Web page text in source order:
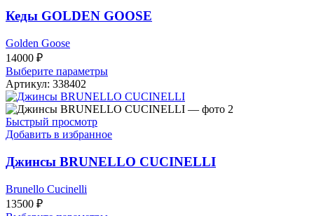
выбрать
Кеды GOLDEN GOOSE
Golden Goose
14000 ₽
Выберите параметрыЭтот
имеет
несколько
Опции
выбрать
на
Артикул: 338402
Быстрый просмотр
Добавить в избранное
Джинсы BRUNELLO CUCINELLI
Brunello Cucinelli
13500 ₽